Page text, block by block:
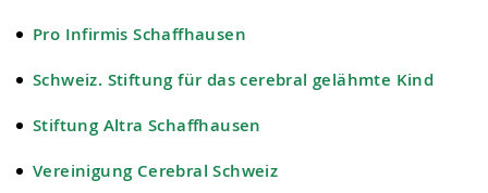
Pro Infirmis Schaffhausen
Schweiz. Stiftung für das cerebral gelähmte Kind
Stiftung Altra Schaffhausen
Vereinigung Cerebral Schweiz